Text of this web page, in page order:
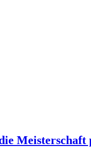
Meisterschaft